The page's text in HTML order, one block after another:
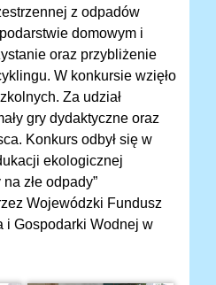
z odpadów
domowym i
oraz przybliżenie
W konkursie wzięło
Za udział
gry dydaktyczne oraz
Konkurs odbył się w
ekologicznej
złe odpady”
Wojewódzki Fundusz
i Gospodarki Wodnej w